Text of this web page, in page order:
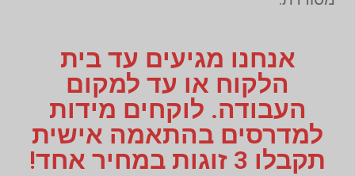
אנחנו מגיעים עד בית
הלקוח או עד למקום
העבודה. לוקחים מידות
למדרסים בהתאמה אישית
תקבלו 3 זוגות במחיר אחד!